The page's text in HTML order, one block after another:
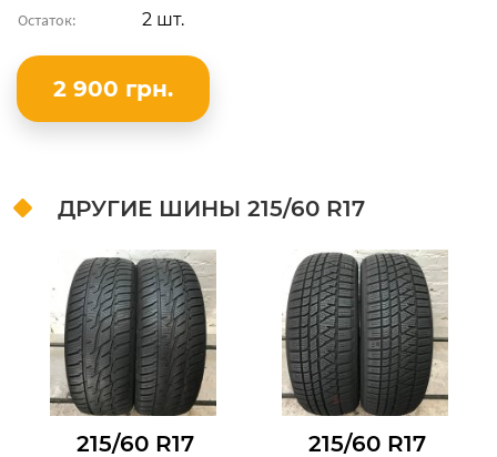
Остаток: 2 шт.
2 900 грн.
ДРУГИЕ ШИНЫ 215/60 R17
215/60 R17 215/60 R17